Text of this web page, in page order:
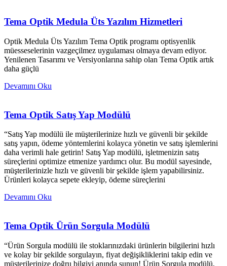
Tema Optik Medula Üts Yazılım Hizmetleri
Optik Medula Üts Yazılım Tema Optik programı optisyenlik
müesseselerinin vazgeçilmez uygulaması olmaya devam ediyor.
Yenilenen Tasarımı ve Versiyonlarına sahip olan Tema Optik artık
daha güçlü
Devamını Oku
Tema Optik Satış Yap Modülü
“Satış Yap modülü ile müşterilerinize hızlı ve güvenli bir şekilde
satış yapın, ödeme yöntemlerini kolayca yönetin ve satış işlemlerini
daha verimli hale getirin! Satış Yap modülü, işletmenizin satış
süreçlerini optimize etmenize yardımcı olur. Bu modül sayesinde,
müşterilerinizle hızlı ve güvenli bir şekilde işlem yapabilirsiniz.
Ürünleri kolayca sepete ekleyip, ödeme süreçlerini
Devamını Oku
Tema Optik Ürün Sorgula Modülü
“Ürün Sorgula modülü ile stoklarınızdaki ürünlerin bilgilerini hızlı
ve kolay bir şekilde sorgulayın, fiyat değişikliklerini takip edin ve
müşterilerinize doğru bilgiyi anında sunun! Ürün Sorgula modülü,